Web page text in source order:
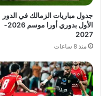
جدول مباريات الزمالك في الدور
الأول بدوري أورا موسم 2026-
2027
منذ 8 ساعات